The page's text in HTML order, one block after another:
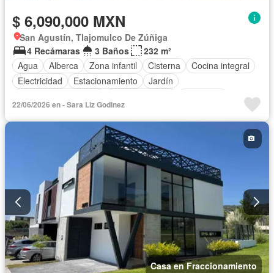
$ 6,090,000 MXN
San Agustín, Tlajomulco De Zúñiga
4 Recámaras
3 Baños
232 m²
Agua
Alberca Zona infantil Cisterna
Cocina integral
Electricidad
Estacionamiento
Jardín
Terraza
Zonas verdes Sin amueblar
22/06/2026 en - Sara Liz Godinez
Casa en Fraccionamiento